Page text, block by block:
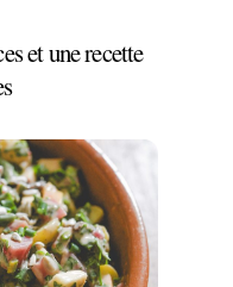
et une recette